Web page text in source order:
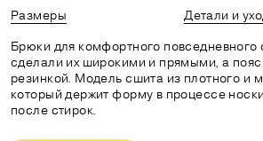
Размеры
Детали и
Брюки для комфортного
сделали их широкими и прямыми, а
резинкой. Модель сшита из плотного и
который держит форму в процессе
после стирок.